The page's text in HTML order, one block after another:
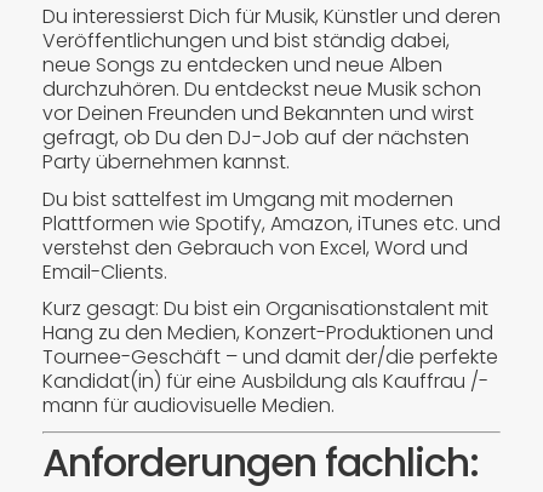
Du interessierst Dich für Musik, Künstler und deren
Veröffentlichungen und bist ständig dabei,
neue Songs zu entdecken und neue Alben
durchzuhören. Du entdeckst neue Musik schon
vor Deinen Freunden und Bekannten und wirst
gefragt, ob Du den DJ-Job auf der nächsten
Party übernehmen kannst.
Du bist sattelfest im Umgang mit modernen
Plattformen wie Spotify, Amazon, iTunes etc. und
verstehst den Gebrauch von Excel, Word und
Email-Clients.
Kurz gesagt: Du bist ein Organisationstalent mit
Hang zu den Medien, Konzert-Produktionen und
Tournee-Geschäft – und damit der/die perfekte
Kandidat(in) für eine Ausbildung als Kauffrau /-
mann für audiovisuelle Medien.
Anforderungen fachlich: